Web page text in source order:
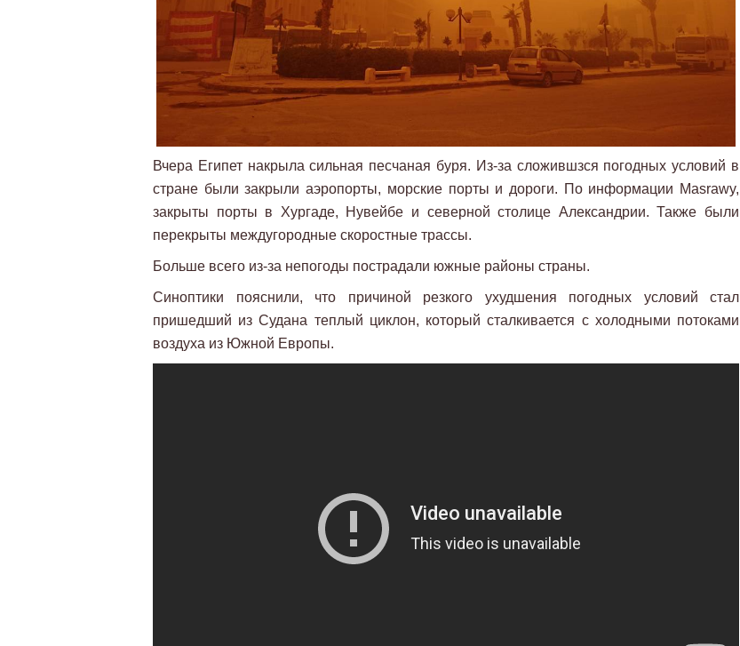
Вчера Египет накрыла сильная песчаная буря. Из-за сложившзся погодных условий в
стране были закрыли аэропорты, морские порты и дороги. По информации Masrawy,
закрыты порты в Хургаде, Нувейбе и северной столице Александрии. Также были
перекрыты междугородные скоростные трассы.
Больше всего из-за непогоды пострадали южные районы страны.
Синоптики пояснили, что причиной резкого ухудшения погодных условий стал
пришедший из Судана теплый циклон, который сталкивается с холодными потоками
воздуха из Южной Европы.